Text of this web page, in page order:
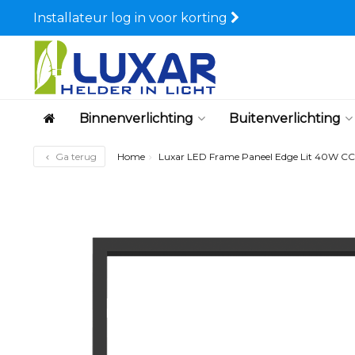
Installateur log in voor korting
Binnenverlichting Buitenverlichting
Ga terug Home Luxar LED Frame Paneel Edge Lit 40W